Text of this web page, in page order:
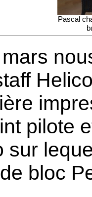
Pascal
pilote
sur
bloc